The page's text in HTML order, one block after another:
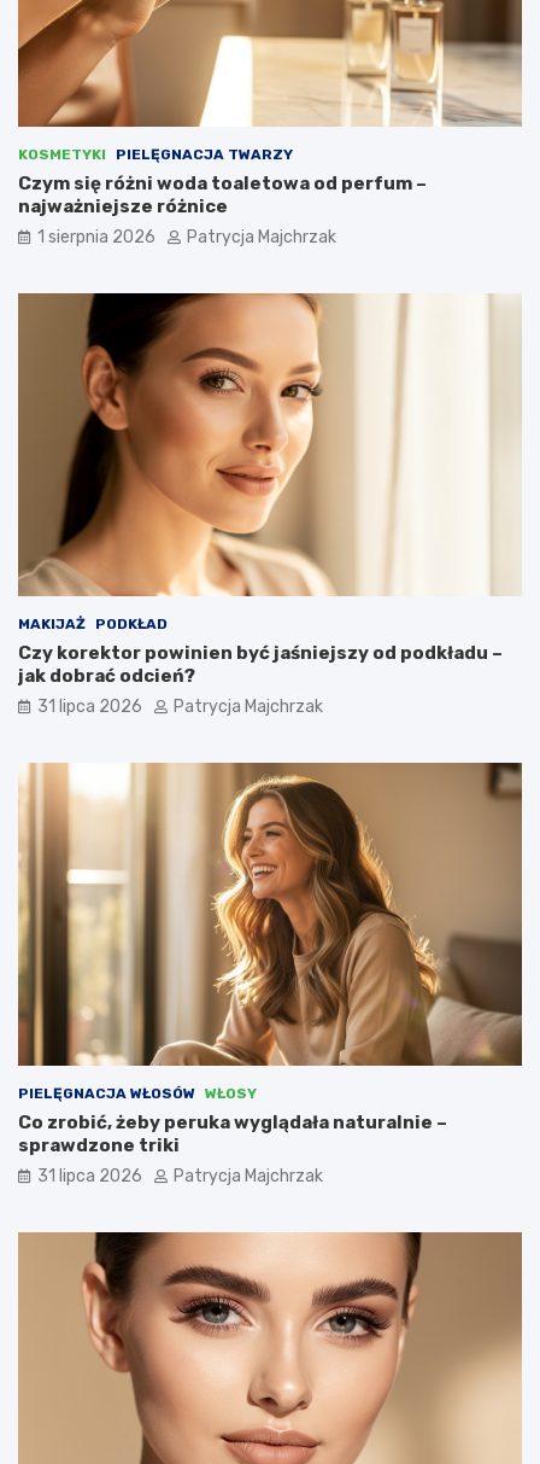
KOSMETYKI PIELĘGNACJA TWARZY
Czym się różni woda toaletowa od perfum –
najważniejsze różnice
1 sierpnia 2026 Patrycja Majchrzak
MAKIJAŻ PODKŁAD
Czy korektor powinien być jaśniejszy od podkładu –
jak dobrać odcień?
31 lipca 2026 Patrycja Majchrzak
PIELĘGNACJA WŁOSÓW WŁOSY
Co zrobić, żeby peruka wyglądała naturalnie –
sprawdzone triki
31 lipca 2026 Patrycja Majchrzak